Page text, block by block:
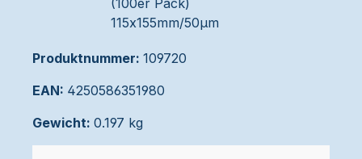
Produktnummer: 109720
EAN: 4250586351980
Gewicht: 0.197 kg